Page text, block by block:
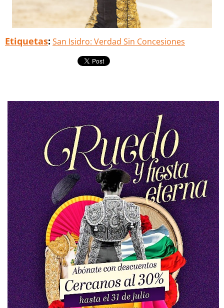
Etiquetas: San Isidro: Verdad Sin Concesiones